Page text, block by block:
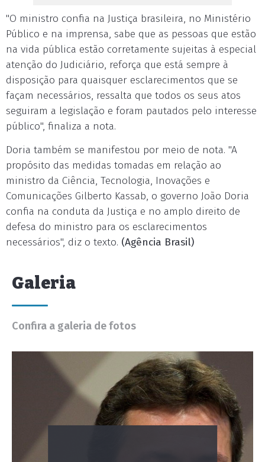
"O ministro confia na Justiça brasileira, no Ministério
Público e na imprensa, sabe que as pessoas que estão
na vida pública estão corretamente sujeitas à especial
atenção do Judiciário, reforça que está sempre à
disposição para quaisquer esclarecimentos que se
façam necessários, ressalta que todos os seus atos
seguiram a legislação e foram pautados pelo interesse
público", finaliza a nota.
Doria também se manifestou por meio de nota. "A
propósito das medidas tomadas em relação ao
ministro da Ciência, Tecnologia, Inovações e
Comunicações Gilberto Kassab, o governo João Doria
confia na conduta da Justiça e no amplo direito de
defesa do ministro para os esclarecimentos
necessários", diz o texto. (Agência Brasil)
Galeria
Confira a galeria de fotos